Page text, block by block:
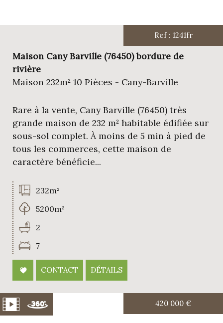
Ref : 1241fr
Maison Cany Barville (76450) bordure de
rivière
Maison 232m² 10 Pièces - Cany-Barville
Rare à la vente, Cany Barville (76450) très
grande maison de 232 m² habitable édifiée sur
sous-sol complet. À moins de 5 min à pied de
tous les commerces, cette maison de
caractère bénéficie...
232m²
5200m²
2
7
CONTACT DÉTAILS
420 000 €